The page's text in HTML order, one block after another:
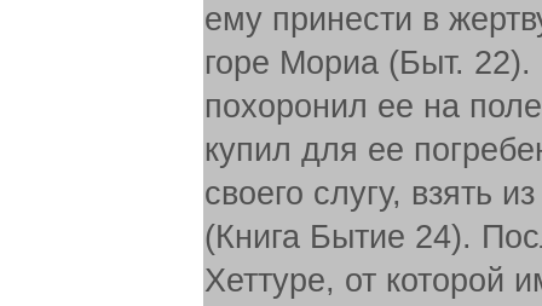
ему принести в
горе Мориа (Быт.
похоронил ее на
купил для ее
своего слугу, взять
(Книга Бытие 24).
Хеттуре, от которой